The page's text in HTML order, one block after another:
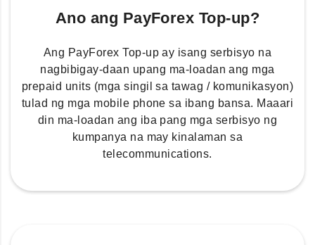
Ano ang PayForex Top-up?
Ang PayForex Top-up ay isang serbisyo na
nagbibigay-daan upang ma-loadan ang mga
prepaid units (mga singil sa tawag / komunikasyon)
tulad ng mga mobile phone sa ibang bansa. Maaari
din ma-loadan ang iba pang mga serbisyo ng
kumpanya na may kinalaman sa
telecommunications.